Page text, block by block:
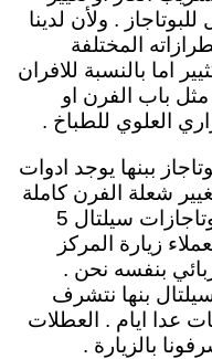
. ولأن لدينا
المختلفة
اما بالنسبة للافران
باب الفرن او
العلوي للطباخ .
ببنها يوجد ادوات
شعلة الفرن كاملة
وشعلة الشواية لدينا مكونات . بوتاجازات سيلتال 5
زيارة المركز
بنفسه نحن .
بنها نتشرف
عدا ايام . العطلات
بالزيارة .